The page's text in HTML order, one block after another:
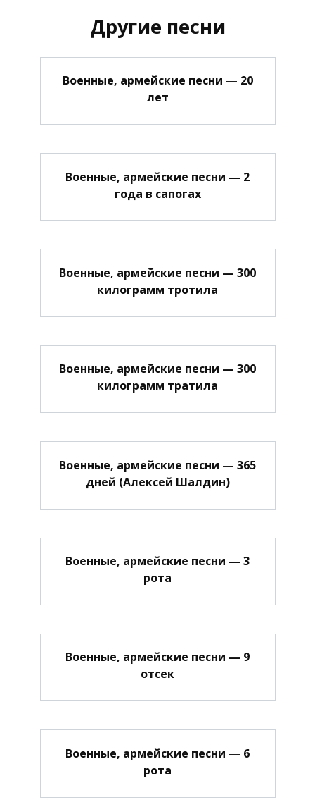
Другие песни
Военные, армейские песни — 20
лет
Военные, армейские песни — 2
года в сапогах
Военные, армейские песни — 300
килограмм тротила
Военные, армейские песни — 300
килограмм тратила
Военные, армейские песни — 365
дней (Алексей Шалдин)
Военные, армейские песни — 3
рота
Военные, армейские песни — 9
отсек
Военные, армейские песни — 6
рота